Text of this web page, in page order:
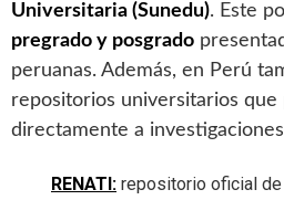
Universitaria (Sunedu). Este
pregrado y posgrado
peruanas. Además, en Perú
repositorios universitarios
directamente a
RENATI: repositorio oficial